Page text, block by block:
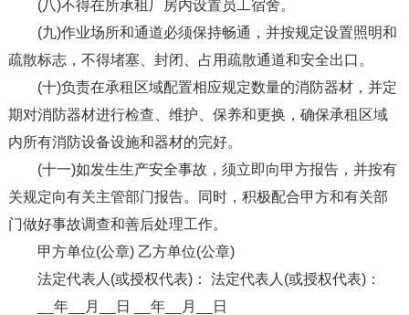
(八)不得在所承租厂房内设置员工宿舍。
(九)作业场所和通道必须保持畅通，并按规定设置照明和
疏散标志，不得堵塞、封闭、占用疏散通道和安全出口。
(十)负责在承租区域配置相应规定数量的消防器材，并定
期对消防器材进行检查、维护、保养和更换，确保承租区域
内所有消防设备设施和器材的完好。
(十一)如发生生产安全事故，须立即向甲方报告，并按有
关规定向有关主管部门报告。同时，积极配合甲方和有关部
门做好事故调查和善后处理工作。
甲方单位(公章) 乙方单位(公章)
法定代表人(或授权代表)： 法定代表人(或授权代表)：
__年__月__日 __年__月__日